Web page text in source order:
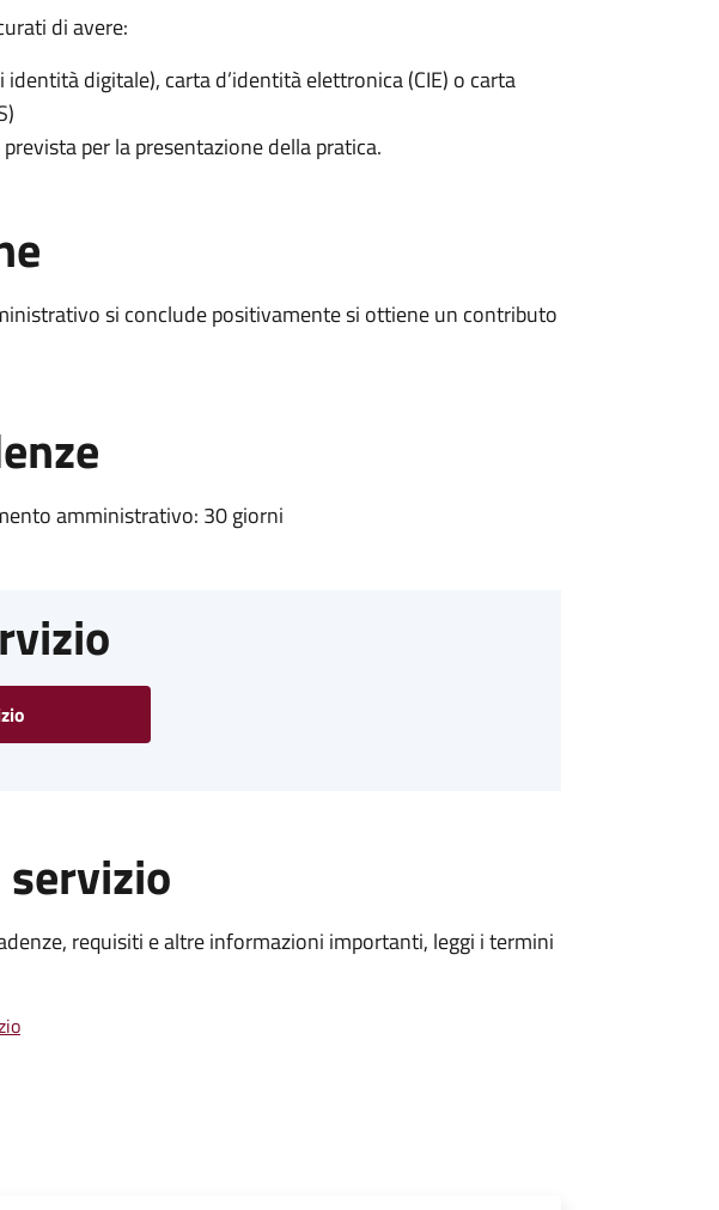
di avere:
identità digitale), carta d’identità elettronica (CIE) o carta
per la presentazione della pratica.
si conclude positivamente si ottiene un contributo
amministrativo: 30 giorni
requisiti e altre informazioni importanti, leggi i termini